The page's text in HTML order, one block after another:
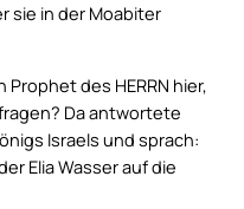
sie in der Moabiter
des HERRN hier,
Da antwortete
Israels und sprach:
Elia Wasser auf die